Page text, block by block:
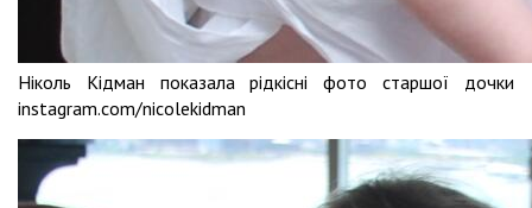
Ніколь Кідман показала рідкісні фото старшої дочки
instagram.com/nicolekidman